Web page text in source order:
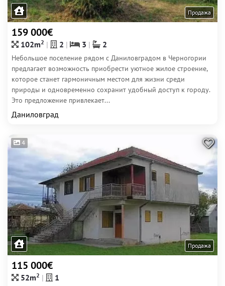
Продажа
159 000€
102m2 2 3 2
Небольшое поселение рядом с Даниловградом в Черногории
предлагает возможность приобрести уютное жилое строение,
которое станет гармоничным местом для жизни среди
природы и одновременно сохранит удобный доступ к городу.
Это предложение привлекает...
Даниловград
4
Продажа
115 000€
52m2 1